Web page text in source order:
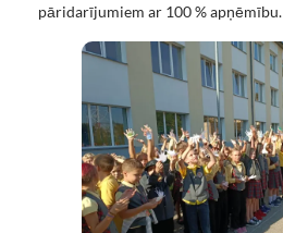
pāridarījumiem ar 100 % apņēmību.